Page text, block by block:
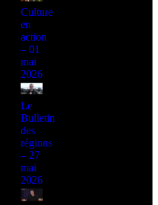
Culture
en
action
– 01
mai
2026
Le
Bulletin
des
régions
– 27
mai
2026